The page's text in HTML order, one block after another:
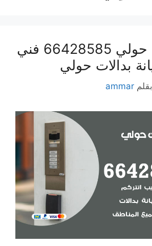
فني بدالات حولي 66428585 فني
بدالات حولي
بقلم ammar